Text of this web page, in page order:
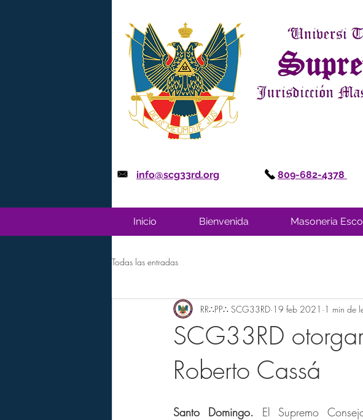
info@scg33rd.org 809-682-4378
Inicio Bienvenida Masoneria
Todas las entradas
SCG33RD
Roberto Cassá
RR∴PP∴ SCG33RD 19 feb 2021 1 min de
Santo Domingo. El Supremo